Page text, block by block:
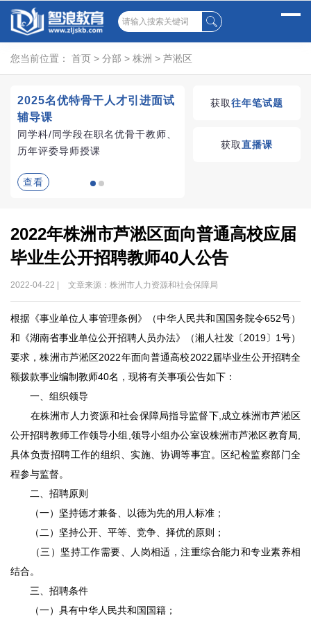
您当前位置： 首页 > 分部 > 株洲 > 芦淞区
2025名优特骨干人才引进面试
辅导课
同学科/同学段在职名优骨干教师、
历年评委导师授课
查看
湖南教师招聘考试优
获取往年笔试题
获取直播课
2022年株洲市芦淞区面向普通高校应届
毕业生公开招聘教师40人公告
2022-04-22 | 文章来源：株洲市人力资源和社会保障局
根据《事业单位人事管理条例》（中华人民共和国国务院令652号）
和《湖南省事业单位公开招聘人员办法》（湘人社发〔2019〕1号）
要求，株洲市芦淞区2022年面向普通高校2022届毕业生公开招聘全
额拨款事业编制教师40名，现将有关事项公告如下：
一、组织领导
在株洲市人力资源和社会保障局指导监督下,成立株洲市芦淞区
公开招聘教师工作领导小组,领导小组办公室设株洲市芦淞区教育局,
具体负责招聘工作的组织、实施、协调等事宜。区纪检监察部门全
程参与监督。
二、招聘原则
（一）坚持德才兼备、以德为先的用人标准；
（二）坚持公开、平等、竞争、择优的原则；
（三）坚持工作需要、人岗相适，注重综合能力和专业素养相
结合。
三、招聘条件
（一）具有中华人民共和国国籍；